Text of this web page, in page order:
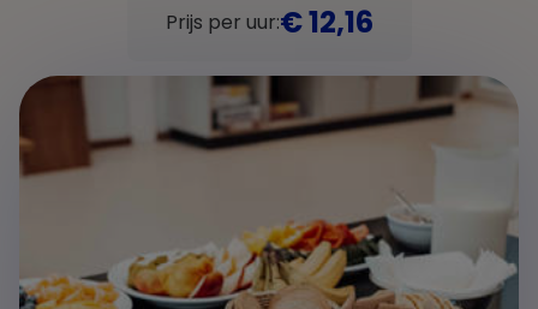
Prijs per uur:€ 12,16